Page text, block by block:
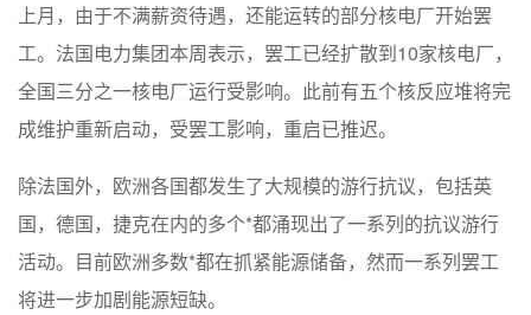
上月，由于不满薪资待遇，还能运转的部分核电厂开始罢
工。法国电力集团本周表示，罢工已经扩散到10家核电厂，
全国三分之一核电厂运行受影响。此前有五个核反应堆将完
成维护重新启动，受罢工影响，重启已推迟。
除法国外，欧洲各国都发生了大规模的游行抗议，包括英
国，德国，捷克在内的多个*都涌现出了一系列的抗议游行
活动。目前欧洲多数*都在抓紧能源储备，然而一系列罢工
将进一步加剧能源短缺。